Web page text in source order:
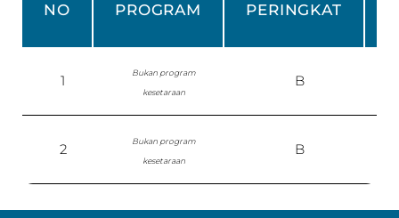
NO PROGRAM PERINGKAT
1
Bukan program
kesetaraan
B
2
Bukan program
kesetaraan
B